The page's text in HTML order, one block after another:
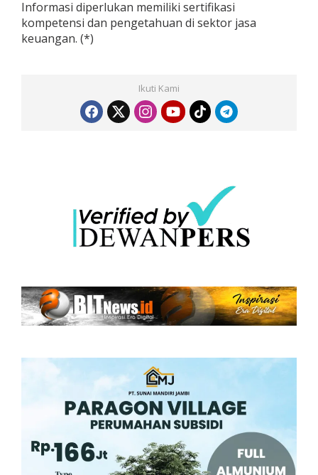
Informasi diperlukan memiliki sertifikasi
kompetensi dan pengetahuan di sektor jasa
keuangan. (*)
Ikuti Kami